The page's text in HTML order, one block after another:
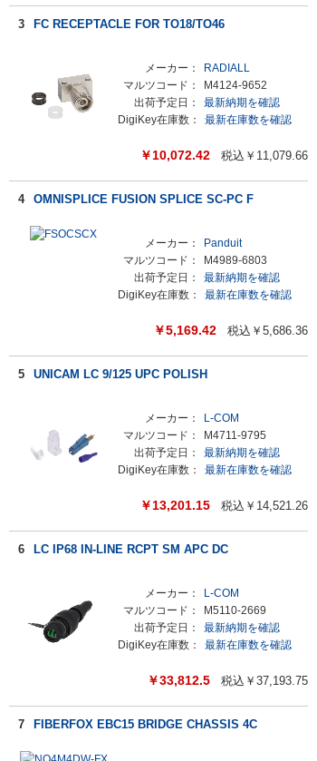
3 FC RECEPTACLE FOR TO18/TO46
メーカー：
RADIALL
マルツコード：
M4124-9652
出荷予定日：
最新納期を確認
DigiKey在庫数：
最新在庫数を確認
￥10,072.42 税込￥ 11,079.66
4 OMNISPLICE FUSION SPLICE SC-PC F
メーカー：
Panduit
マルツコード：
M4989-6803
出荷予定日：
最新納期を確認
DigiKey在庫数：
最新在庫数を確認
￥5,169.42 税込￥ 5,686.36
5 UNICAM LC 9/125 UPC POLISH
メーカー：
L-COM
マルツコード：
M4711-9795
出荷予定日：
最新納期を確認
DigiKey在庫数：
最新在庫数を確認
￥13,201.15 税込￥ 14,521.26
6 LC IP68 IN-LINE RCPT SM APC DC
メーカー：
L-COM
マルツコード：
M5110-2669
出荷予定日：
最新納期を確認
DigiKey在庫数：
最新在庫数を確認
￥33,812.5 税込￥ 37,193.75
7 FIBERFOX EBC15 BRIDGE CHASSIS 4C